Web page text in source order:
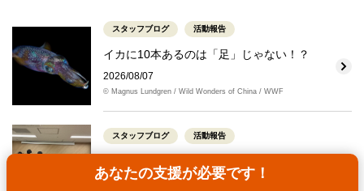
あなたの支援が必要です！
スタッフブログ 活動報告
イカに10本あるのは「足」じゃない！？
2026/08/07
© Magnus Lundgren / Wild Wonders of China / WWF
スタッフブログ 活動報告
2026/08/07